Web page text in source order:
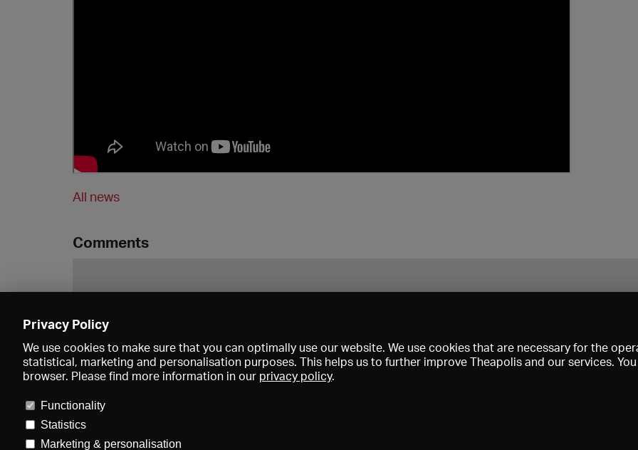
All news
Comments
Privacy Policy
We use cookies to make sure that you can optimally use our website. We use cookies that are necessary for the
statistical, marketing and personalisation purposes. This helps us to further improve Theapolis and our services.
browser. Please find more information in our privacy policy.
Functionality
Statistics
Marketing & personalisation